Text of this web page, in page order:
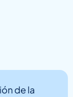
de la